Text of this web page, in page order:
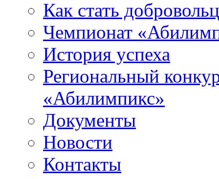
Как стать
Чемпионат
История успеха
Региональный
«Абилимпикс»
Документы
Новости
Контакты